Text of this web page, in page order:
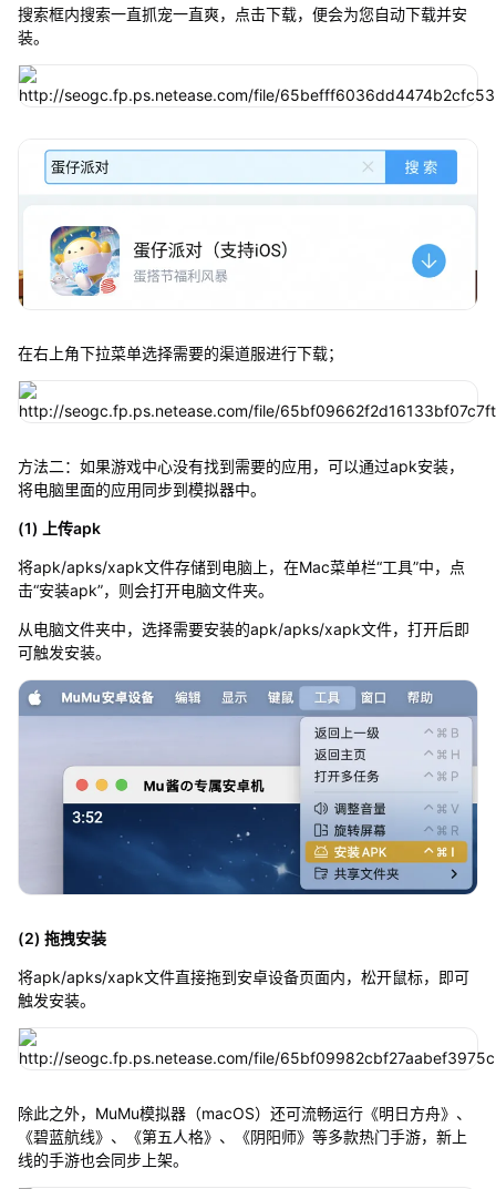
搜索框内搜索一直抓宠一直爽，点击下载，便会为您自动下载并安
装。
在右上角下拉菜单选择需要的渠道服进行下载；
方法二：如果游戏中心没有找到需要的应用，可以通过apk安装，
将电脑里面的应用同步到模拟器中。
(1) 上传apk
将apk/apks/xapk文件存储到电脑上，在Mac菜单栏“工具”中，点
击“安装apk”，则会打开电脑文件夹。
从电脑文件夹中，选择需要安装的apk/apks/xapk文件，打开后即
可触发安装。
(2) 拖拽安装
将apk/apks/xapk文件直接拖到安卓设备页面内，松开鼠标，即可
触发安装。
除此之外，MuMu模拟器（macOS）还可流畅运行《明日方舟》、
《碧蓝航线》、《第五人格》、《阴阳师》等多款热门手游，新上
线的手游也会同步上架。